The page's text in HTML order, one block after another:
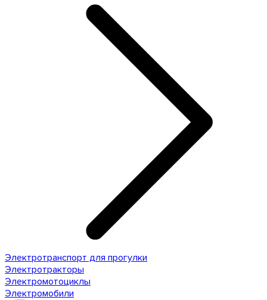
Электротранспорт для прогулки
Электротракторы
Электромотоциклы
Электромобили